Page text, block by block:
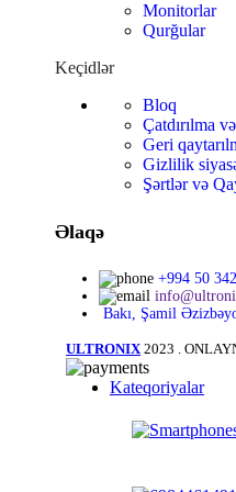
Monitorlar
Qurğular
Keçidlər
Bloq
Çatdırılma
Geri
Gizlilik
Şərtlər və
Əlaqə
+994 50
Bakı, Şamil
ULTRONIX 2023 .
Kateqoriyalar